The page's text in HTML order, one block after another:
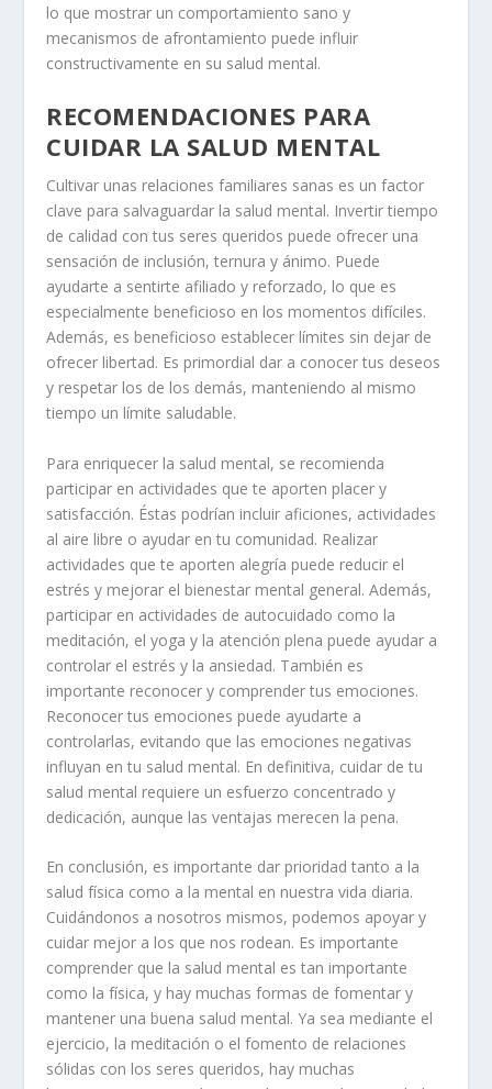
lo que mostrar un comportamiento sano y
mecanismos de afrontamiento puede influir
constructivamente en su salud mental.
RECOMENDACIONES PARA
CUIDAR LA SALUD MENTAL
Cultivar unas relaciones familiares sanas es un factor
clave para salvaguardar la salud mental. Invertir tiempo
de calidad con tus seres queridos puede ofrecer una
sensación de inclusión, ternura y ánimo. Puede
ayudarte a sentirte afiliado y reforzado, lo que es
especialmente beneficioso en los momentos difíciles.
Además, es beneficioso establecer límites sin dejar de
ofrecer libertad. Es primordial dar a conocer tus deseos
y respetar los de los demás, manteniendo al mismo
tiempo un límite saludable.
Para enriquecer la salud mental, se recomienda
participar en actividades que te aporten placer y
satisfacción. Éstas podrían incluir aficiones, actividades
al aire libre o ayudar en tu comunidad. Realizar
actividades que te aporten alegría puede reducir el
estrés y mejorar el bienestar mental general. Además,
participar en actividades de autocuidado como la
meditación, el yoga y la atención plena puede ayudar a
controlar el estrés y la ansiedad. También es
importante reconocer y comprender tus emociones.
Reconocer tus emociones puede ayudarte a
controlarlas, evitando que las emociones negativas
influyan en tu salud mental. En definitiva, cuidar de tu
salud mental requiere un esfuerzo concentrado y
dedicación, aunque las ventajas merecen la pena.
En conclusión, es importante dar prioridad tanto a la
salud física como a la mental en nuestra vida diaria.
Cuidándonos a nosotros mismos, podemos apoyar y
cuidar mejor a los que nos rodean. Es importante
comprender que la salud mental es tan importante
como la física, y hay muchas formas de fomentar y
mantener una buena salud mental. Ya sea mediante el
ejercicio, la meditación o el fomento de relaciones
sólidas con los seres queridos, hay muchas